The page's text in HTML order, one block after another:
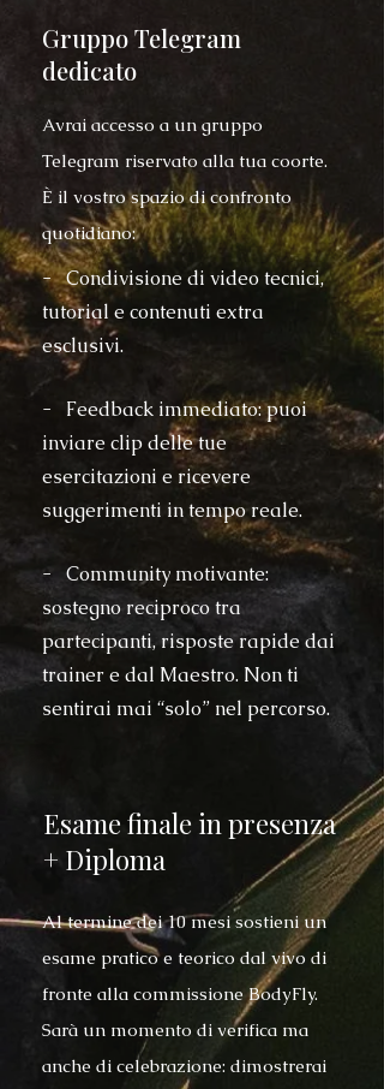
Gruppo Telegram
dedicato
Avrai accesso a un gruppo
Telegram riservato alla tua coorte.
È il vostro spazio di confronto
quotidiano:
- Condivisione di video tecnici,
tutorial e contenuti extra
esclusivi.
- Feedback immediato: puoi
inviare clip delle tue
esercitazioni e ricevere
suggerimenti in tempo reale.
- Community motivante:
sostegno reciproco tra
partecipanti, risposte rapide dai
trainer e dal Maestro. Non ti
sentirai mai “solo” nel percorso.
Esame finale in presenza
+ Diploma
Al termine dei 10 mesi sostieni un
esame pratico e teorico dal vivo di
fronte alla commissione BodyFly.
Sarà un momento di verifica ma
anche di celebrazione: dimostrerai